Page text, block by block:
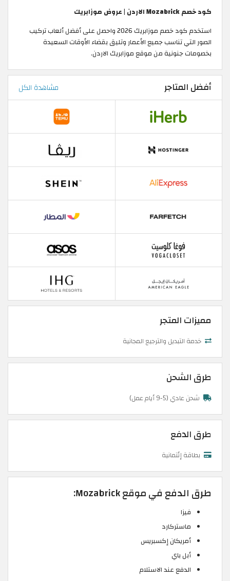
كود خصم Mozabrick الاردن | عروض موزابريك
استخدم كود خصم موزابريك 2026 واحصل على أفضل ألعاب تركيب
الصور التي تناسب جميع الأعمار وتليق بقضاء الأوقات السعيدة
بخصومات جنونية من موقع موزابريك الاردن.
أفضل المتاجر مشاهدة الكل
مميزات المتجر
خدمة التبديل والترجيع المجانية
طرق الشحن
شحن عادي (5-9 أيام عمل)
طرق الدفع
بطاقة إئتمانية
طرق الدفع في موقع Mozabrick:
فيزا
ماستركارد
أمريكان إكسبريس
أبل باي
الدفع عند الاستلام